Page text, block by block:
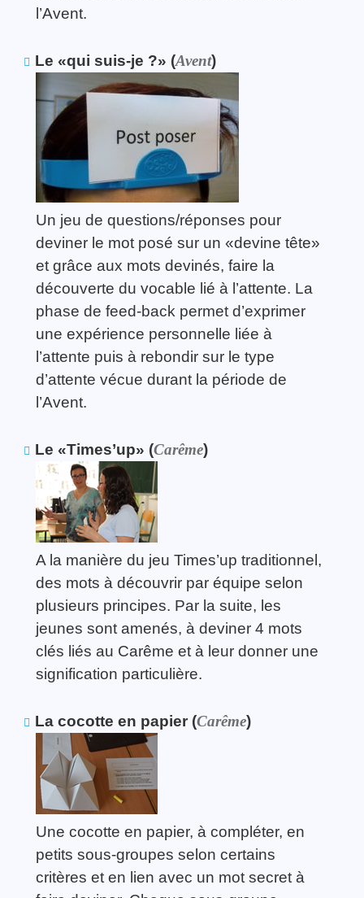
l’Avent.
Le «qui suis-je ?» (Avent)
Un jeu de questions/réponses pour
deviner le mot posé sur un «devine tête»
et grâce aux mots devinés, faire la
découverte du vocable lié à l’attente. La
phase de feed-back permet d’exprimer
une expérience personnelle liée à
l’attente puis à rebondir sur le type
d’attente vécue durant la période de
l’Avent.
Le «Times’up» (Carême)
A la manière du jeu Times’up traditionnel,
des mots à découvrir par équipe selon
plusieurs principes. Par la suite, les
jeunes sont amenés, à deviner 4 mots
clés liés au Carême et à leur donner une
signification particulière.
La cocotte en papier (Carême)
Une cocotte en papier, à compléter, en
petits sous-groupes selon certains
critères et en lien avec un mot secret à